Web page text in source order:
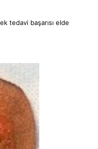
tedavi başarısı elde